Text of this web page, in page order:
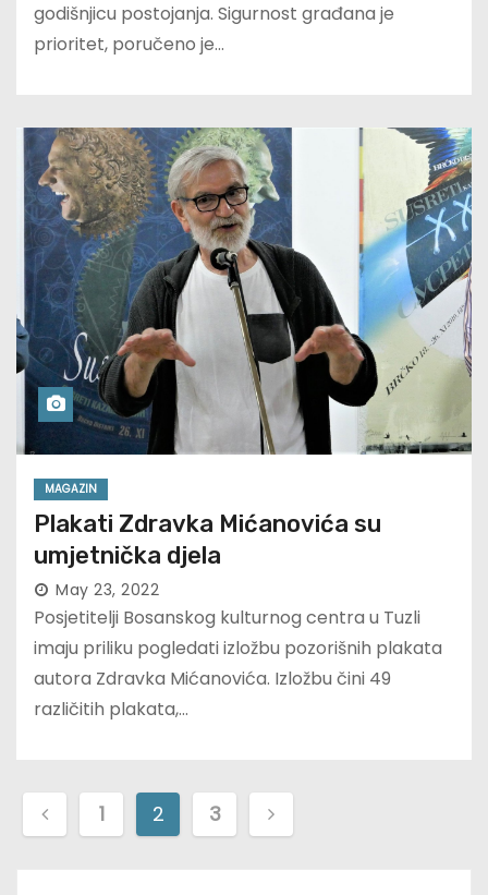
godišnjicu postojanja. Sigurnost građana je
prioritet, poručeno je…
MAGAZIN
Plakati Zdravka Mićanovića su
umjetnička djela
May 23, 2022
Posjetitelji Bosanskog kulturnog centra u Tuzli
imaju priliku pogledati izložbu pozorišnih plakata
autora Zdravka Mićanovića. Izložbu čini 49
različitih plakata,…
1 2 3